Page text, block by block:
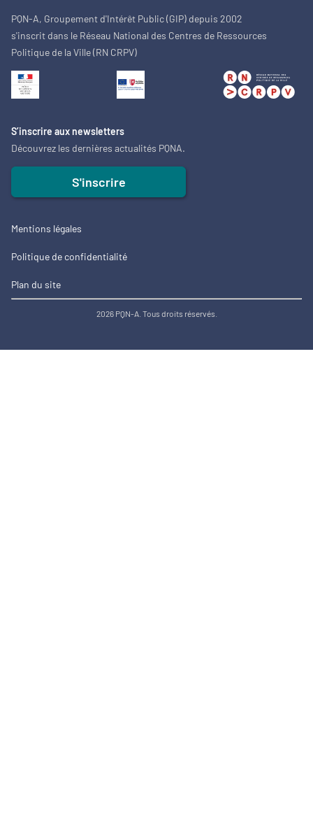
PQN-A, Groupement d'Intérêt Public (GIP) depuis 2002
s'inscrit dans le Réseau National des Centres de Ressources
Politique de la Ville (RN CRPV)
S’inscrire aux newsletters
Découvrez les dernières actualités PQNA.
S'inscrire
Mentions légales
Politique de confidentialité
Plan du site
2026 PQN-A. Tous droits réservés.